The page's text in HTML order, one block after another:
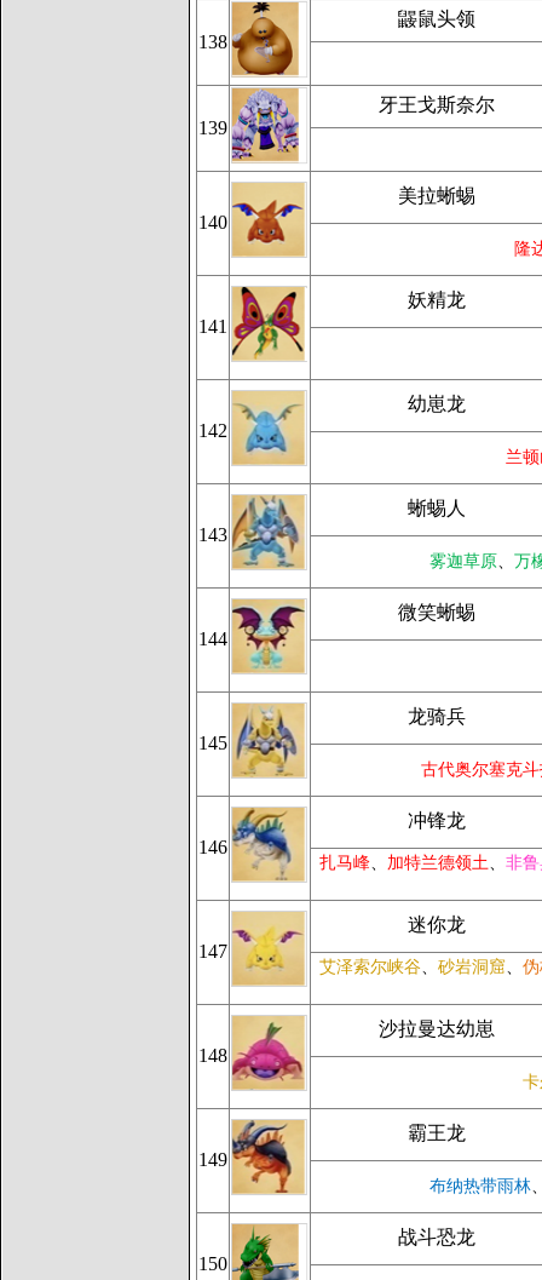
138
鼹鼠头领
139
牙王戈斯奈尔
140
美拉蜥蜴
隆
141
妖精龙
142
幼崽龙
兰
143
蜥蜴人
雾迦草原、 万
144
微笑蜥蜴
145
龙骑兵
古代奥尔塞克
146
冲锋龙
扎马峰、 加特兰德领土、 非
147
迷你龙
艾泽索尔峡谷、 砂岩洞窟、
148
沙拉曼达幼崽
149
霸王龙
布纳热带雨林
150
战斗恐龙